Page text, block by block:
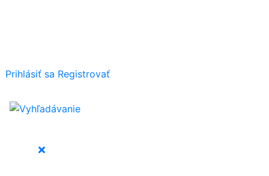
Prihlásiť sa Registrovať